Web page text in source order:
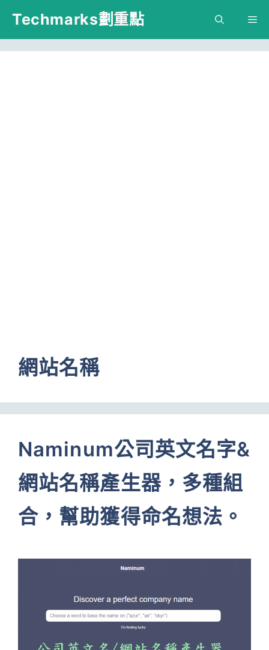
跳
主
Techmarks劃重點
網站名稱
Naminum公司英文名字&
網站名稱產生器，多種組
合，幫助獲得命名想法。